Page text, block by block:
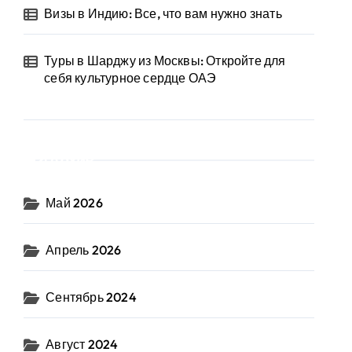
Визы в Индию: Все, что вам нужно знать
Туры в Шарджу из Москвы: Откройте для
себя культурное сердце ОАЭ
Май 2026
Апрель 2026
Сентябрь 2024
Август 2024